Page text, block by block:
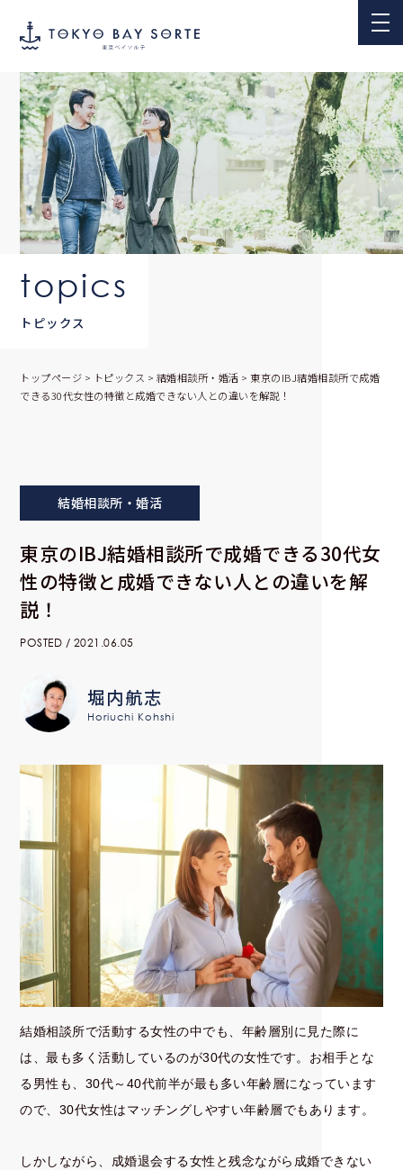
topics
トピックス
トップページ > トピックス > 結婚相談所・婚活 >東京のIBJ結婚相談所で成婚
できる30代女性の特徴と成婚できない人との違いを解説！
結婚相談所・婚活
東京のIBJ結婚相談所で成婚できる30代女
性の特徴と成婚できない人との違いを解
説！
POSTED / 2021.06.05
堀内航志
Horiuchi Kohshi
結婚相談所で活動する女性の中でも、年齢層別に見た際に
は、最も多く活動しているのが30代の女性です。お相手とな
る男性も、30代～40代前半が最も多い年齢層になっています
ので、30代女性はマッチングしやすい年齢層でもあります。
しかしながら、成婚退会する女性と残念ながら成婚できない